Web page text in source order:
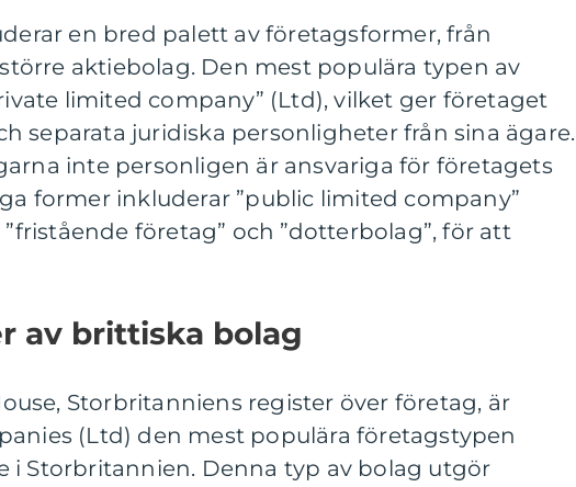
en bred palett av företagsformer, från
aktiebolag. Den mest populära typen av
limited company” (Ltd), vilket ger företaget
separata juridiska personligheter från sina ägare.
inte personligen är ansvariga för företagets
former inkluderar ”public limited company”
”fristående företag” och ”dotterbolag”, för att
av brittiska bolag
Storbritanniens register över företag, är
(Ltd) den mest populära företagstypen
i Storbritannien. Denna typ av bolag utgör